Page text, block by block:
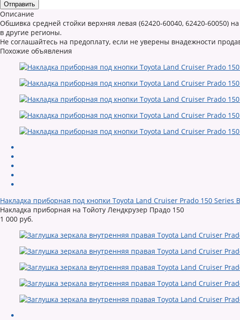
Описание
Обшивка средней стойки верхняя левая (62420-60040, 62420-60050)
в другие регионы.
Не соглашайтесь на предоплату, если не уверены внадежности
Похожие объявления
Накладка приборная под кнопки Toyota Land Cruiser Prado 150 Series
Накладка приборная на Тойоту Лендкрузер Прадо 150
1 000 руб.